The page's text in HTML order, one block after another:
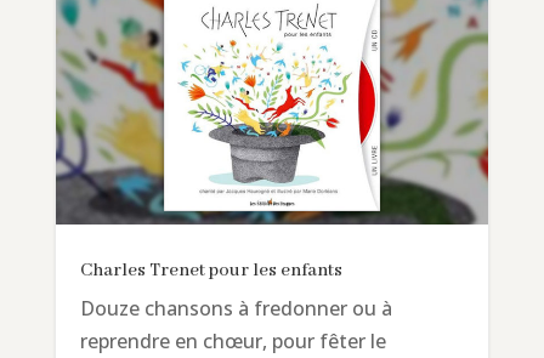
Charles Trenet pour les enfants
Douze chansons à fredonner ou à
reprendre en chœur, pour fêter le